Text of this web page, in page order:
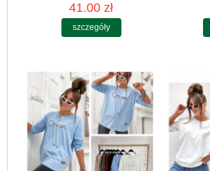
41.00 zł
szczegóły